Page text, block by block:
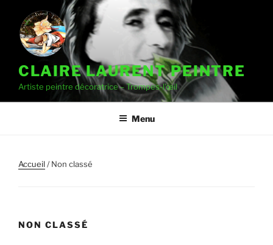
CLAIRE LAURENT PEINTRE
Artiste peintre décoratrice – Trompes-l'œil
Menu
Accueil/ Non classé
NON CLASSÉ